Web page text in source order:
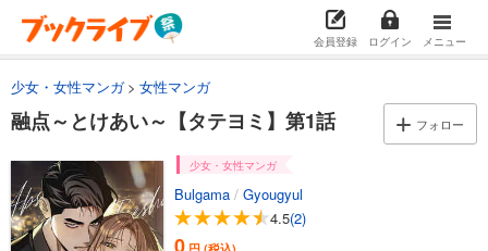
会員登録 ログイン メニュー
少女・女性マンガ 女性マンガ
融点～とけあい～【タテヨミ】第1話 フォロー
少女・女性マンガ
Bulgama / Gyougyul
4.5(2)